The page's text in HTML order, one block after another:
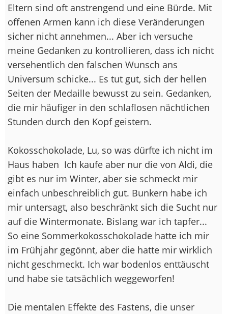
Eltern sind oft anstrengend und eine Bürde. Mit
offenen Armen kann ich diese Veränderungen
sicher nicht annehmen... Aber ich versuche
meine Gedanken zu kontrollieren, dass ich nicht
versehentlich den falschen Wunsch ans
Universum schicke... Es tut gut, sich der hellen
Seiten der Medaille bewusst zu sein. Gedanken,
die mir häufiger in den schlaflosen nächtlichen
Stunden durch den Kopf geistern.
Kokosschokolade, Lu, so was dürfte ich nicht im
Haus haben Ich kaufe aber nur die von Aldi, die
gibt es nur im Winter, aber sie schmeckt mir
einfach unbeschreiblich gut. Bunkern habe ich
mir untersagt, also beschränkt sich die Sucht nur
auf die Wintermonate. Bislang war ich tapfer...
So eine Sommerkokosschokolade hatte ich mir
im Frühjahr gegönnt, aber die hatte mir wirklich
nicht geschmeckt. Ich war bodenlos enttäuscht
und habe sie tatsächlich weggeworfen!
Die mentalen Effekte des Fastens, die unser